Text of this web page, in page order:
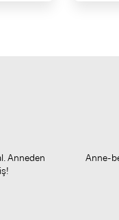
Anneden
Anne-